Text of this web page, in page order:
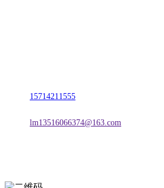
15714211555
lm13516066374@163.com